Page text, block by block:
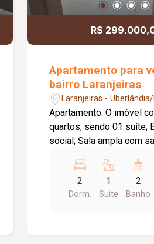
R$
Apartamento para
bairro Laranjeiras
Laranjeiras -
Apartamento. O imóvel conta com: 02
quartos, sendo 01 suíte;
social; Sala ampla com
vaga de garagem
condomínio conta com:
guarita; Piscina; Espaço
2
Dorm.
1
Suite
2
Banho